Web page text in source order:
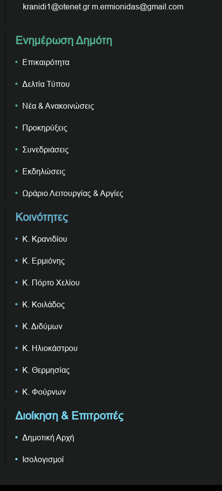
kranidi1@otenet.gr m.ermionidas@gmail.com
Ενημέρωση Δημότη
Επικαιρότητα
Δελτία Τύπου
Νέα & Ανακοινώσεις
Προκηρύξεις
Συνεδριάσεις
Εκδηλώσεις
Ωράριο Λειτουργίας & Αργίες
Κοινότητες
Κ. Κρανιδίου
Κ. Ερμιόνης
Κ. Πόρτο Χελίου
Κ. Κοιλάδος
Κ. Διδύμων
Κ. Ηλιοκάστρου
Κ. Θερμησίας
Κ. Φούρνων
Διοίκηση & Επιτροπές
Δημοτική Αρχή
Ισολογισμοί